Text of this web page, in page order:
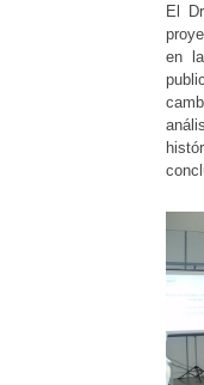
El
en